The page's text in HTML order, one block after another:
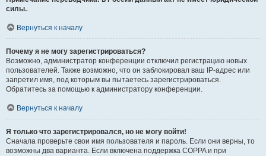
силы..
Вернуться к началу
Почему я не могу зарегистрироваться?
Возможно, администратор конференции отключил регистрацию новых
пользователей. Также возможно, что он заблокировал ваш IP-адрес или
запретил имя, под которым вы пытаетесь зарегистрироваться.
Обратитесь за помощью к администратору конференции.
Вернуться к началу
Я только что зарегистрировался, но не могу войти!
Сначала проверьте свои имя пользователя и пароль. Если они верны, то
возможны два варианта. Если включена поддержка COPPA и при